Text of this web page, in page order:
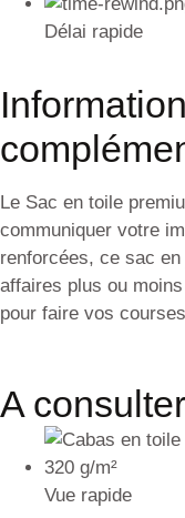
Délai rapide
Le Sac en toile
communiquer votre
renforcées, ce sac
affaires plus ou
pour faire vos
A
Vue rapide